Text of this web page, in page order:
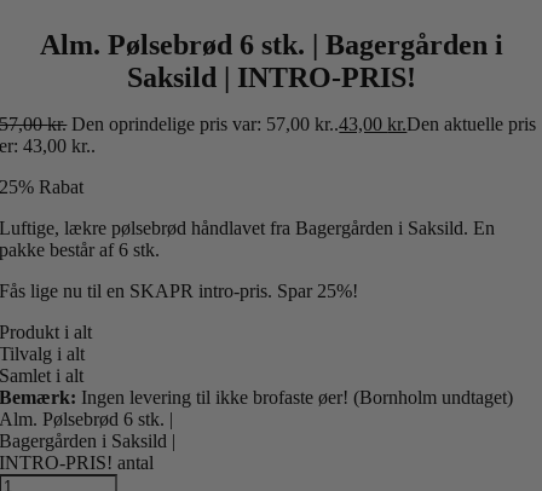
Alm. Pølsebrød 6 stk. | Bagergården i
Saksild | INTRO-PRIS!
57,00kr. Den oprindelige pris var: 57,00 kr..43,00kr.Den aktuelle pris
er: 43,00 kr..
25% Rabat
Luftige, lækre pølsebrød håndlavet fra Bagergården i Saksild. En
pakke består af 6 stk.
Fås lige nu til en SKAPR intro-pris. Spar 25%!
Produkt i alt
Tilvalg i alt
Samlet i alt
Bemærk: Ingen levering til ikke brofaste øer! (Bornholm undtaget)
Alm. Pølsebrød 6 stk. |
Bagergården i Saksild |
INTRO-PRIS! antal